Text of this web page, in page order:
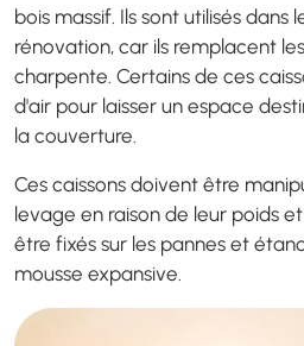
bois massif. Ils sont utilisés dans
rénovation, car ils remplacent
charpente. Certains de ces
d'air pour laisser un espace
la couverture.
Ces caissons doivent être
levage en raison de leur poids
être fixés sur les pannes et
mousse expansive.